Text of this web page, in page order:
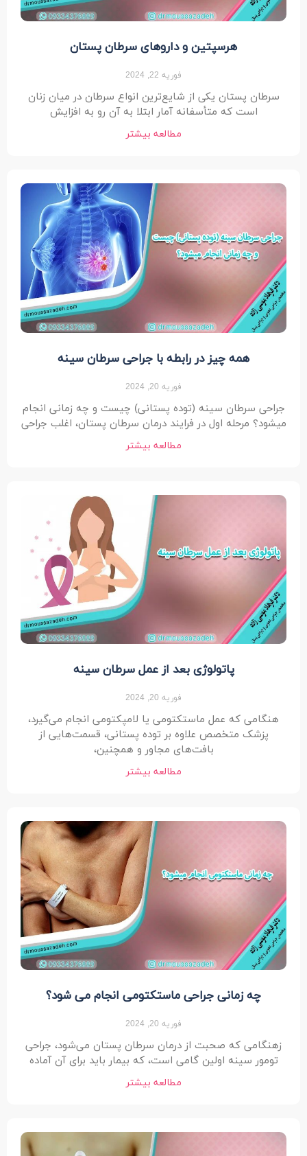
هرسپتین و داروهای سرطان پستان
فوریه 22, 2024
سرطان پستان یکی از شایع‌ترین انواع سرطان در میان زنان
است که متأسفانه آمار ابتلا به آن رو به‌ افزایش
مطالعه بیشتر
همه چیز در رابطه با جراحی سرطان سینه
فوریه 20, 2024
جراحی سرطان سینه (توده پستانی) چیست و چه زمانی انجام
میشود؟ مرحله اول در فرایند درمان سرطان پستان، اغلب جراحی
مطالعه بیشتر
پاتولوژی بعد از عمل سرطان سینه
فوریه 20, 2024
هنگامی که عمل ماستکتومی یا لامپکتومی انجام می‌گیرد،
پزشک متخصص علاوه بر توده پستانی، قسمت‌هایی از
بافت‌های مجاور و همچنین،
مطالعه بیشتر
چه زمانی جراحی ماستکتومی انجام می شود؟
فوریه 20, 2024
زهنگامی که صحبت از درمان سرطان پستان می‌شود، جراحی
تومور سینه اولین گامی است، که بیمار باید برای آن آماده
مطالعه بیشتر